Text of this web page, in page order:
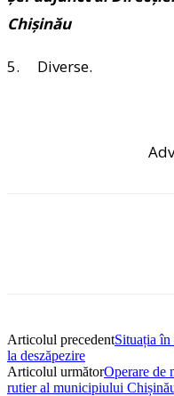
Chişinău
5. Diverse.
Articolul precedentSituația
la deszăpezire
Articolul următorOperare de
rutier al municipiului